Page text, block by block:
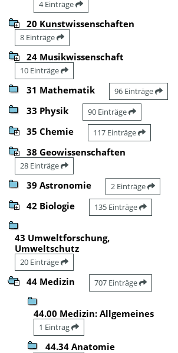
4 Einträge
20 Kunstwissenschaften
8 Einträge
24 Musikwissenschaft
10 Einträge
31 Mathematik 96 Einträge
33 Physik 90 Einträge
35 Chemie 117 Einträge
38 Geowissenschaften
28 Einträge
39 Astronomie 2 Einträge
42 Biologie 135 Einträge
43 Umweltforschung,
Umweltschutz
20 Einträge
44 Medizin 707 Einträge
44.00 Medizin: Allgemeines
1 Eintrag
44.34 Anatomie